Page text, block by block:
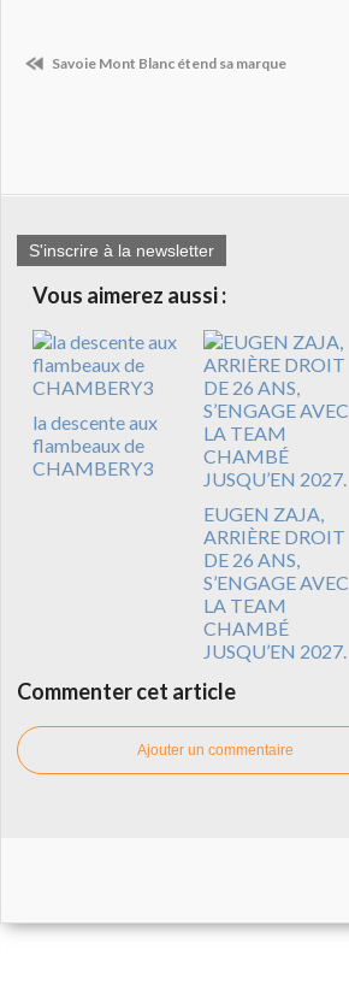
Savoie Mont Blanc étend sa marque
S'inscrire à la newsletter
Vous aimerez aussi :
la descente aux
flambeaux de
CHAMBERY3
EUGEN ZAJA,
ARRIÈRE DROIT
DE 26 ANS,
S’ENGAGE AVEC
LA TEAM
CHAMBÉ
JUSQU’EN 2027.
Commenter cet article
Ajouter un commentaire